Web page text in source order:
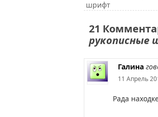
шрифт
21
Галина
11 Апрель
Рада